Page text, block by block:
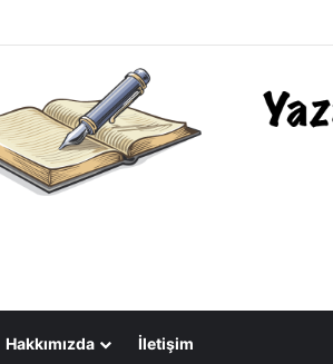
Hakkımızda İletişim